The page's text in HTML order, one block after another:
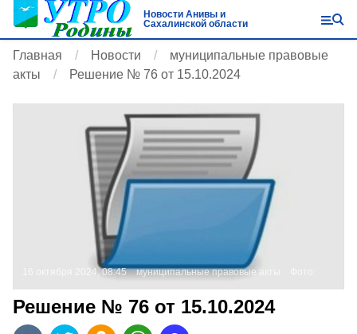
Новости Анивы и
Сахалинской области
Главная Новости
муниципальные правовые
акты
Решение № 76 от 15.10.2024
16 октября 2024, 08:45 муниципальные правовые акты
Решение № 76 от 15.10.2024